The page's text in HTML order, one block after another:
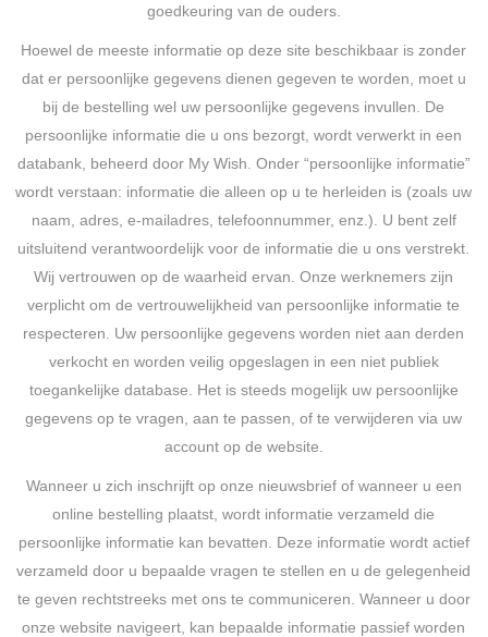
goedkeuring van de ouders.
Hoewel de meeste informatie op deze site beschikbaar is zonder
dat er persoonlijke gegevens dienen gegeven te worden, moet u
bij de bestelling wel uw persoonlijke gegevens invullen. De
persoonlijke informatie die u ons bezorgt, wordt verwerkt in een
databank, beheerd door My Wish. Onder “persoonlijke informatie”
wordt verstaan: informatie die alleen op u te herleiden is (zoals uw
naam, adres, e-mailadres, telefoonnummer, enz.). U bent zelf
uitsluitend verantwoordelijk voor de informatie die u ons verstrekt.
Wij vertrouwen op de waarheid ervan. Onze werknemers zijn
verplicht om de vertrouwelijkheid van persoonlijke informatie te
respecteren. Uw persoonlijke gegevens worden niet aan derden
verkocht en worden veilig opgeslagen in een niet publiek
toegankelijke database. Het is steeds mogelijk uw persoonlijke
gegevens op te vragen, aan te passen, of te verwijderen via uw
account op de website.
Wanneer u zich inschrijft op onze nieuwsbrief of wanneer u een
online bestelling plaatst, wordt informatie verzameld die
persoonlijke informatie kan bevatten. Deze informatie wordt actief
verzameld door u bepaalde vragen te stellen en u de gelegenheid
te geven rechtstreeks met ons te communiceren. Wanneer u door
onze website navigeert, kan bepaalde informatie passief worden